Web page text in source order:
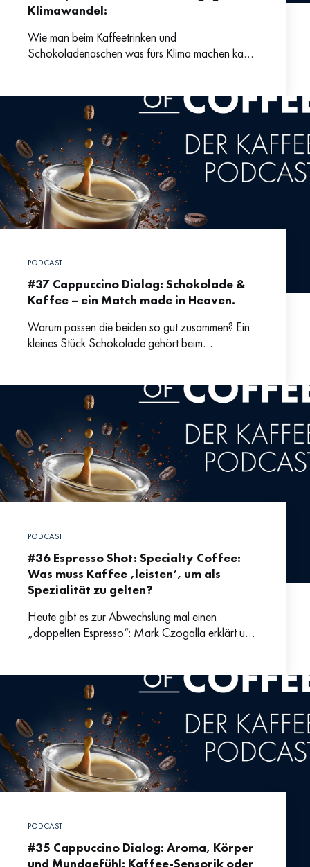
Klimawandel:
Wie man beim Kaffeetrinken und
Schokoladenaschen was fürs Klima machen kann
PODCAST
#37 Cappuccino Dialog: Schokolade &
Kaffee – ein Match made in Heaven.
Warum passen die beiden so gut zusammen? Ein
kleines Stück Schokolade gehört beim
PODCAST
#36 Espresso Shot: Specialty Coffee:
Was muss Kaffee ‚leisten‘, um als
Spezialität zu gelten?
Heute gibt es zur Abwechslung mal einen
„doppelten Espresso“: Mark Czogalla erklärt uns,
PODCAST
#35 Cappuccino Dialog: Aroma, Körper
und Mundgefühl: Kaffee-Sensorik oder